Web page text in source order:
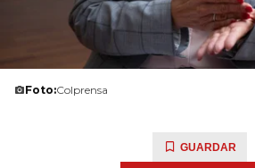
Foto:Colprensa
GUARDAR